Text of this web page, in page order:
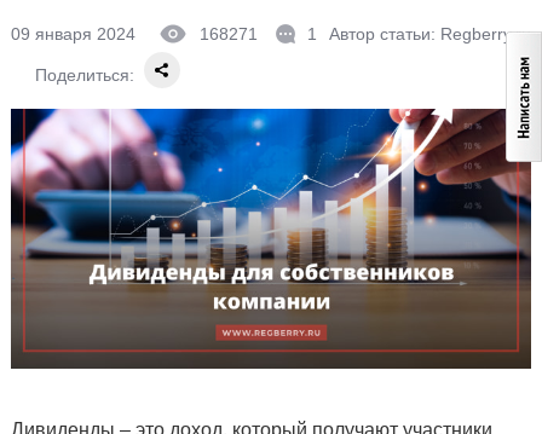
09 января 2024 168271 1 Автор статьи: Regberry.ru
Поделиться:
Дивиденды – это доход, который получают участники